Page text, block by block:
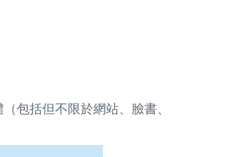
包括但不限於網站、臉書、